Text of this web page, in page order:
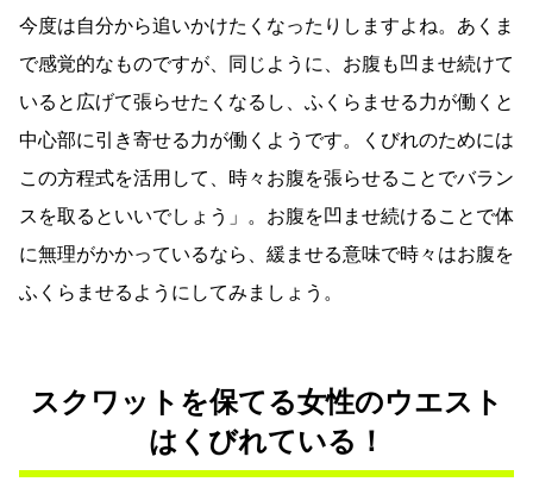
今度は自分から追いかけたくなったりしますよね。あくま
で感覚的なものですが、同じように、お腹も凹ませ続けて
いると広げて張らせたくなるし、ふくらませる力が働くと
中心部に引き寄せる力が働くようです。くびれのためには
この方程式を活用して、時々お腹を張らせることでバラン
スを取るといいでしょう」。お腹を凹ませ続けることで体
に無理がかかっているなら、緩ませる意味で時々はお腹を
ふくらませるようにしてみましょう。
スクワットを保てる女性のウエスト
はくびれている！